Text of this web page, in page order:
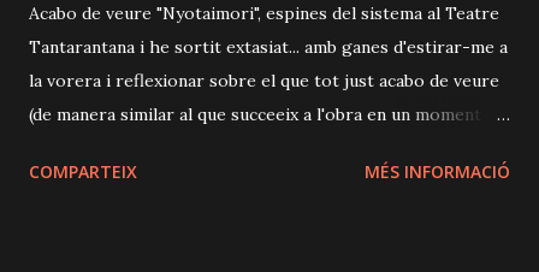
Acabo de veure "Nyotaimori", espines del sistema al Teatre
Tantarantana i he sortit extasiat... amb ganes d'estirar-me a
la vorera i reflexionar sobre el que tot just acabo de veure
(de manera similar al que succeeix a l'obra en un moment
exactament l'obra resulta certament complicat, perquè
COMPARTEIX MÉS INFORMACIÓ